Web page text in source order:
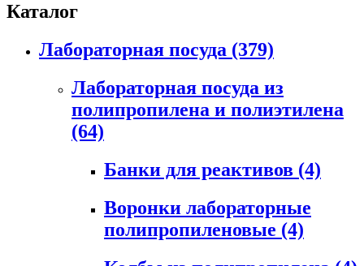
Каталог
Лабораторная посуда (379)
Лабораторная посуда из
полипропилена и полиэтилена
(64)
Банки для реактивов (4)
Воронки лабораторные
полипропиленовые (4)